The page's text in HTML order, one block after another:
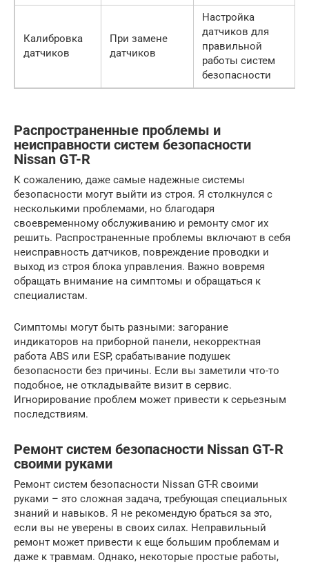
Калибровка
датчиков
При замене
датчиков
Настройка
датчиков для
правильной
работы систем
безопасности
Распространенные проблемы и
неисправности систем безопасности
Nissan GT-R
К сожалению, даже самые надежные системы
безопасности могут выйти из строя. Я столкнулся с
несколькими проблемами, но благодаря
своевременному обслуживанию и ремонту смог их
решить. Распространенные проблемы включают в себя
неисправность датчиков, повреждение проводки и
выход из строя блока управления. Важно вовремя
обращать внимание на симптомы и обращаться к
специалистам.
Симптомы могут быть разными: загорание
индикаторов на приборной панели, некорректная
работа ABS или ESP, срабатывание подушек
безопасности без причины. Если вы заметили что-то
подобное, не откладывайте визит в сервис.
Игнорирование проблем может привести к серьезным
последствиям.
Ремонт систем безопасности Nissan GT-R
своими руками
Ремонт систем безопасности Nissan GT-R своими
руками – это сложная задача, требующая специальных
знаний и навыков. Я не рекомендую браться за это,
если вы не уверены в своих силах. Неправильный
ремонт может привести к еще большим проблемам и
даже к травмам. Однако, некоторые простые работы,